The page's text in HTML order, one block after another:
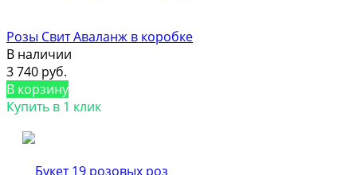
Розы Свит Аваланж в коробке
В наличии
3 740 руб.
В корзину
Купить в 1 клик